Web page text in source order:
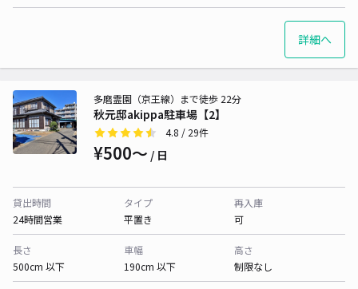
詳細へ
秋元邸akippa駐車場【2】
多磨霊園（京王線）まで徒歩 22分
4.8 / 29件
¥500〜 / 日
貸出時間
24時間営業
タイプ
平置き
再入庫
可
長さ
500cm 以下
車幅
190cm 以下
高さ
制限なし